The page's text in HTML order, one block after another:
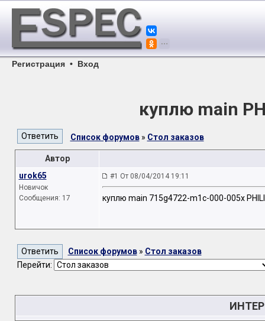
Регистрация • Вход
куплю main
Список форумов» Стол заказов
Автор
urok65
Новичок
Сообщения: 17
#1 От 08/04/2014 19:11
куплю main 715g4722-m1c-000-005x
Список форумов» Стол заказов
Перейти: